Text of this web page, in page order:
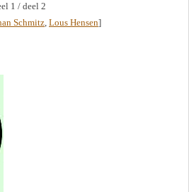
1 / deel 2
Schmitz, Lous Hensen]